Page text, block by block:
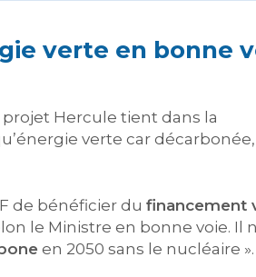
verte en bonne
Hercule tient dans la
verte car
de bénéficier du financement
le Ministre en bonne voie. Il
en 2050 sans le nucléaire ».